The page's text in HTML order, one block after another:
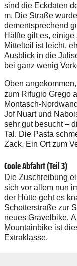
sind die Eckdaten
m. Die Straße
dementsprechend
Hälfte gilt es,
Mittelteil ist leicht,
Ausblick in die
bei ganz wenig
Oben
zum Rifugio Grego
Montasch-
Jof Nuart und
sehr gut besucht –
Tal. Die Pasta
Zack. Ein Ort zum
Coole Abfahrt (Teil 3)
Die Zuschreibung
sich vor allem nun
der Hütte geht es
Schotterstraße zur
neues Gravelbike.
Mountainbike ist
Extraklasse.